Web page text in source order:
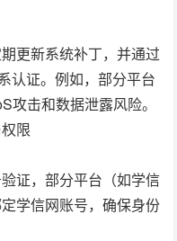
更新系统补丁，并通过
认证。例如，部分平台
攻击和数据泄露风险。
限
证，部分平台（如学信
学信网账号，确保身份